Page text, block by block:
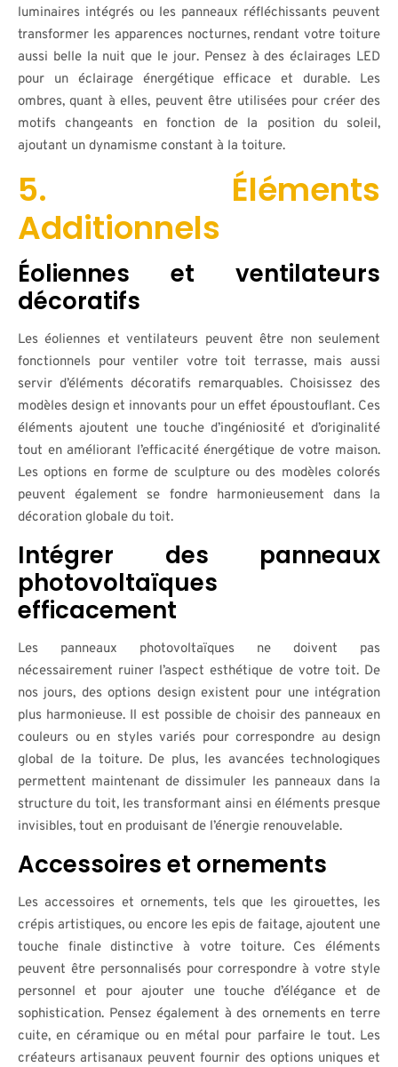
luminaires intégrés ou les panneaux réfléchissants peuvent
transformer les apparences nocturnes, rendant votre toiture
aussi belle la nuit que le jour. Pensez à des éclairages LED
pour un éclairage énergétique efficace et durable. Les
ombres, quant à elles, peuvent être utilisées pour créer des
motifs changeants en fonction de la position du soleil,
ajoutant un dynamisme constant à la toiture.
5. Éléments
Additionnels
Éoliennes et ventilateurs
décoratifs
Les éoliennes et ventilateurs peuvent être non seulement
fonctionnels pour ventiler votre toit terrasse, mais aussi
servir d’éléments décoratifs remarquables. Choisissez des
modèles design et innovants pour un effet époustouflant. Ces
éléments ajoutent une touche d’ingéniosité et d’originalité
tout en améliorant l’efficacité énergétique de votre maison.
Les options en forme de sculpture ou des modèles colorés
peuvent également se fondre harmonieusement dans la
décoration globale du toit.
Intégrer des panneaux
photovoltaïques
efficacement
Les panneaux photovoltaïques ne doivent pas
nécessairement ruiner l’aspect esthétique de votre toit. De
nos jours, des options design existent pour une intégration
plus harmonieuse. Il est possible de choisir des panneaux en
couleurs ou en styles variés pour correspondre au design
global de la toiture. De plus, les avancées technologiques
permettent maintenant de dissimuler les panneaux dans la
structure du toit, les transformant ainsi en éléments presque
invisibles, tout en produisant de l’énergie renouvelable.
Accessoires et ornements
Les accessoires et ornements, tels que les girouettes, les
crépis artistiques, ou encore les epis de faitage, ajoutent une
touche finale distinctive à votre toiture. Ces éléments
peuvent être personnalisés pour correspondre à votre style
personnel et pour ajouter une touche d’élégance et de
sophistication. Pensez également à des ornements en terre
cuite, en céramique ou en métal pour parfaire le tout. Les
créateurs artisanaux peuvent fournir des options uniques et